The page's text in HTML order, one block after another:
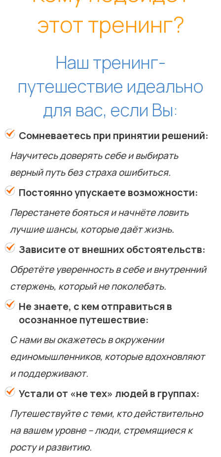
этот тренинг?
Наш тренинг-
путешествие идеально
для вас, если Вы:
Сомневаетесь при принятии решений:
Научитесь доверять себе и выбирать
верный путь без страха ошибиться.
Постоянно упускаете возможности:
Перестанете бояться и начнёте ловить
лучшие шансы, которые даёт жизнь.
Зависите от внешних обстоятельств:
Обретёте уверенность в себе и внутренний
стержень, который не поколебать.
Не знаете, с кем отправиться в
осознанное путешествие:
С нами вы окажетесь в окружении
единомышленников, которые вдохновляют
и поддерживают.
Устали от «не тех» людей в группах:
Путешествуйте с теми, кто действительно
на вашем уровне – люди, стремящиеся к
росту и развитию.